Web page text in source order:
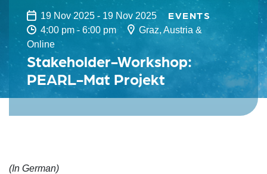
19 Nov 2025 - 19 Nov 2025 EVENTS
4:00 pm - 6:00 pm
Graz, Austria &
Online
Stakeholder-Workshop:
PEARL-Mat Projekt
(In German)